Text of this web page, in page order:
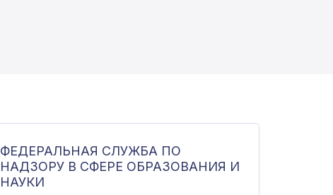
ФЕДЕРАЛЬНАЯ СЛУЖБА ПО
НАДЗОРУ В СФЕРЕ ОБРАЗОВАНИЯ И
НАУКИ